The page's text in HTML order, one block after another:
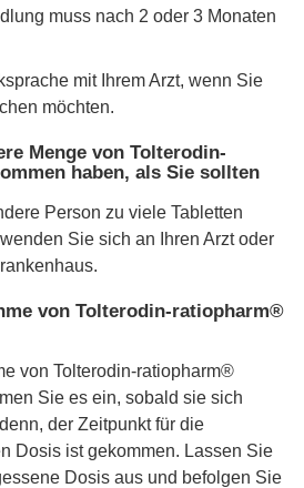
muss nach 2 oder 3 Monaten
mit Ihrem Arzt, wenn Sie
möchten.
Menge von Tolterodin-
haben, als Sie sollten
Person zu viele Tabletten
Sie sich an Ihren Arzt oder
von Tolterodin-ratiopharm®
von Tolterodin-ratiopharm®
Sie es ein, sobald sie sich
der Zeitpunkt für die
Dosis ist gekommen. Lassen Sie
Dosis aus und befolgen Sie